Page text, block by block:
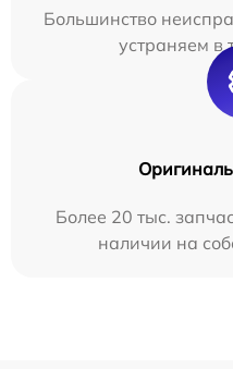
Большинство
устраняем в
Более 20 тыс.
наличии на